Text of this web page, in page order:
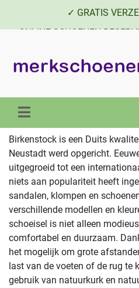
✓ GRATIS
✓ ONLINE SCHOENEN
Birkenstock is een Duits
Neustadt werd opgericht.
uitgegroeid tot een
niets aan populariteit heeft
sandalen, klompen en
verschillende modellen en
schoeisel is niet alleen
comfortabel en duurzaam.
het mogelijk om grote
last van de voeten of de rug te
gebruik van natuurkurk en